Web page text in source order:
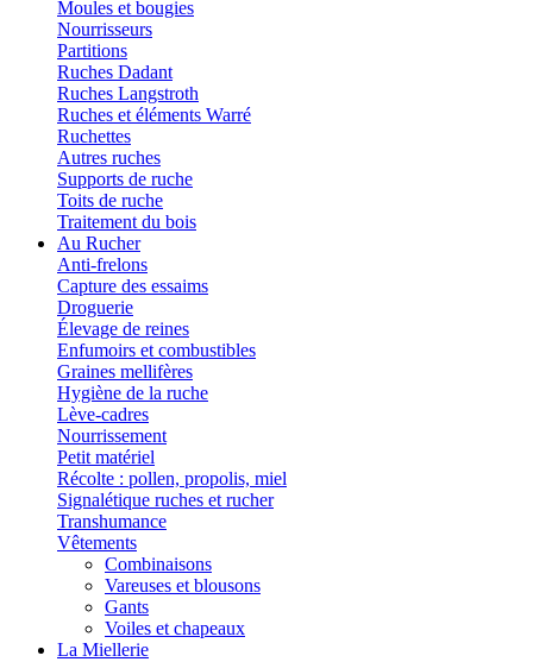
Moules et bougies
Nourrisseurs
Partitions
Ruches Dadant
Ruches Langstroth
Ruches et éléments Warré
Ruchettes
Autres ruches
Supports de ruche
Toits de ruche
Traitement du bois
Au Rucher
Anti-frelons
Capture des essaims
Droguerie
Élevage de reines
Enfumoirs et combustibles
Graines mellifères
Hygiène de la ruche
Lève-cadres
Nourrissement
Petit matériel
Récolte : pollen, propolis, miel
Signalétique ruches et rucher
Transhumance
Vêtements
Combinaisons
Vareuses et blousons
Gants
Voiles et chapeaux
La Miellerie